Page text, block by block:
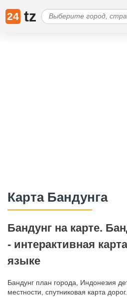
24 tz
Карта Бандунга
Бандунг на карте.
- интерактивная
языке
Бандунг план города, Индонезия
местности, спутниковая карта дорог.